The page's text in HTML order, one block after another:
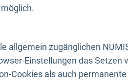
allgemein zugänglichen
Einstellungen das Setzen
Cookies als auch